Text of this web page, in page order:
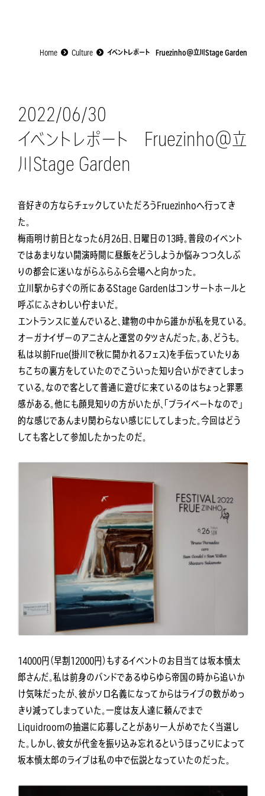
Home Culture イベントレポート Fruezinho@立川Stage Garden
2022/06/30
イベントレポート Fruezinho@立
川Stage Garden
音好きの方ならチェックしていただろうFruezinhoへ行ってき
た。
梅雨明け前日となった6月26日、日曜日の13時。普段のイベント
ではあまりない開演時間に昼飯をどうしようか悩みつつ久しぶ
りの都会に迷いながらふらふら会場へと向かった。
立川駅からすぐの所にあるStage Gardenはコンサートホールと
呼ぶにふさわしい佇まいだ。
エントランスに並んでいると、建物の中から誰かが私を見ている。
オーガナイザーのアニさんと運営のタツさんだった。あ、どうも。
私は以前Frue(掛川で秋に開かれるフェス)を手伝っていたりあ
ちこちの裏方をしていたのでこういった知り合いができてしまっ
ている。なので客として普通に遊びに来ているのはちょっと罪悪
感がある。他にも顔見知りの方がいたが、「プライベートなので」
的な感じであんまり関わらない感じにしてしまった。今回はどう
しても客として参加したかったのだ。
14000円（早割12000円）もするイベントのお目当ては坂本慎太
郎さんだ。私は前身のバンドであるゆらゆら帝国の時から追いか
け気味だったが、彼がソロ名義になってからはライブの数がめっ
きり減ってしまっていた。一度は友人達に頼んでまで
Liquidroomの抽選に応募しことがあり一人がめでたく当選し
た。しかし、彼女が代金を振り込み忘れるというほっこりによって
坂本慎太郎のライブは私の中で伝説となっていたのだった。